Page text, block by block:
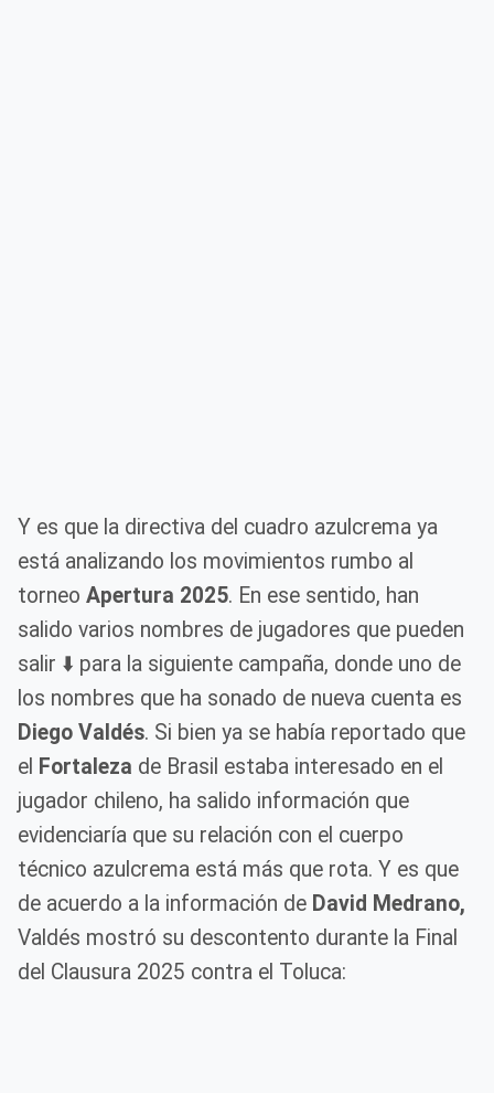
Y es que la directiva del cuadro azulcrema ya
está analizando los movimientos rumbo al
torneo Apertura 2025. En ese sentido, han
salido varios nombres de jugadores que pueden
salir ⬇️ para la siguiente campaña, donde uno de
los nombres que ha sonado de nueva cuenta es
Diego Valdés. Si bien ya se había reportado que
el Fortaleza de Brasil estaba interesado en el
jugador chileno, ha salido información que
evidenciaría que su relación con el cuerpo
técnico azulcrema está más que rota. Y es que
de acuerdo a la información de David Medrano,
Valdés mostró su descontento durante la Final
del Clausura 2025 contra el Toluca: